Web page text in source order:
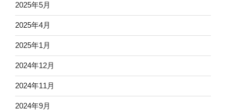
2025年5月
2025年4月
2025年1月
2024年12月
2024年11月
2024年9月